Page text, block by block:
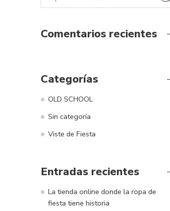
Comentarios recientes
Categorías
OLD SCHOOL
Sin categoría
Viste de Fiesta
Entradas recientes
La tienda online donde la ropa de
fiesta tiene historia